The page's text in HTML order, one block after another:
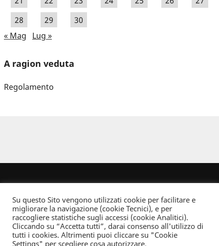
28
29
30
« Mag
Lug »
A ragion veduta
Regolamento
Dove non indicato altrimenti quest’opera è distribuita con Licenza
Creative Commons Attribuzione - Non commerciale - Non opere derivate 2.5 Italia
Su questo Sito vengono utilizzati cookie per facilitare e
migliorare la navigazione (cookie Tecnici), e per
raccogliere statistiche sugli accessi (cookie Analitici).
Cliccando su “Accetta tutti”, darai consenso all'utilizzo di
tutti i cookies. Altrimenti puoi cliccare su "Cookie
Settings" per scegliere cosa autorizzare.